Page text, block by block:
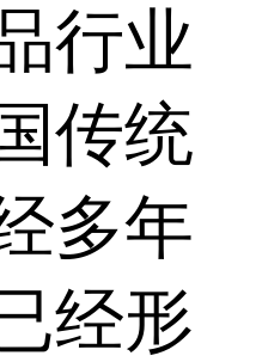
业
传统
多年
经形